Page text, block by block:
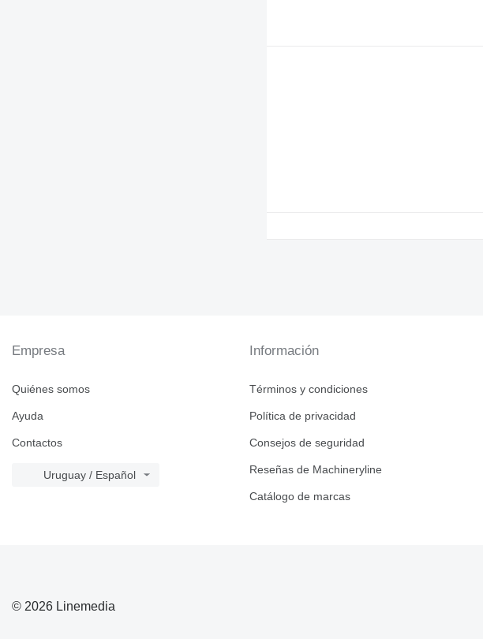
Empresa
Quiénes somos
Ayuda
Contactos
Uruguay / Español
Información
Términos y condiciones
Política de privacidad
Consejos de seguridad
Reseñas de Machineryline
Catálogo de marcas
© 2026 Linemedia